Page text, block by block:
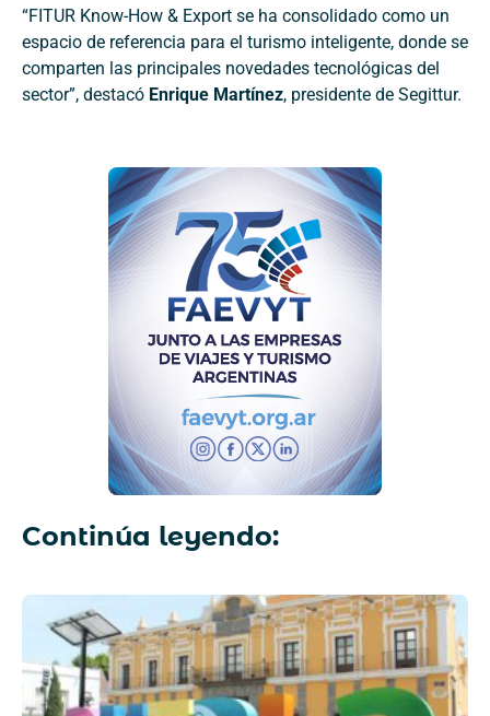
“FITUR Know-How & Export se ha consolidado como un
espacio de referencia para el turismo inteligente, donde se
comparten las principales novedades tecnológicas del
sector”, destacó Enrique Martínez, presidente de Segittur.
Continúa leyendo: